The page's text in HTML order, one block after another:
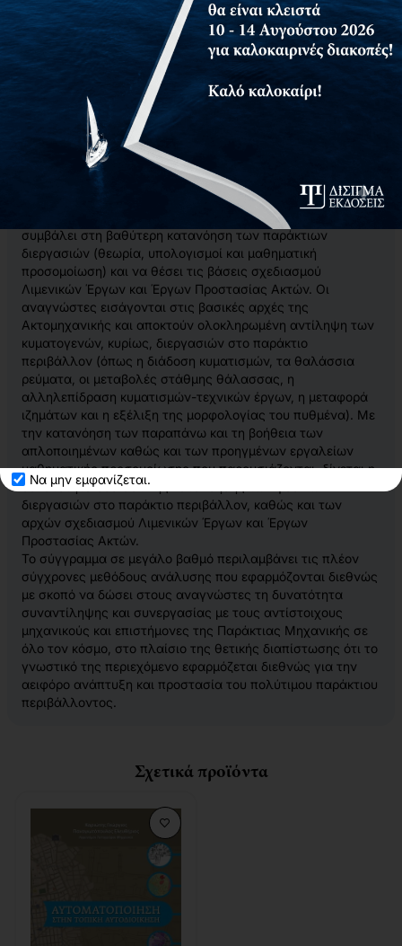
Να μην εμφανίζεται.
Το παρόν σύγγραμμα απευθύνεται κατά κύριο λόγο στους
προπτυχιακούς και μεταπτυχιακούς φοιτητές Τμημάτων
Πολιτικών Μηχανικών και σε Πολιτικούς Μηχανικούς
μελετητές Λιμενικών Έργων και Έργων Προστασίας Ακτών.
Απευθύνεται επίσης σε επιστήμονες τεχνικής ή θετικής
κατεύθυνσης που στο γνωστικό τους αντικείμενο
εντάσσεται η ανάλυση των φυσικών φαινομένων στον
παράκτιο χώρο, όπως Ωκεανογράφοι, Φυσικοί, Γεωλόγοι,
ενώ αποτελεί σημαντικό βοήθημα των μελετητών
Περιβαλλοντικών Επιπτώσεων των ΠαράκτιωνΤεχνικών
Ο βασικός σκοπός του συγγράμματος αυτού είναι να
συμβάλει στη βαθύτερη κατανόηση των παράκτιων
διεργασιών (θεωρία, υπολογισμοί και μαθηματική
προσομοίωση) και να θέσει τις βάσεις σχεδιασμού
Λιμενικών Έργων και Έργων Προστασίας Ακτών. Οι
αναγνώστες εισάγονται στις βασικές αρχές της
Ακτομηχανικής και αποκτούν ολοκληρωμένη αντίληψη των
κυματογενών, κυρίως, διεργασιών στο παράκτιο
περιβάλλον (όπως η διάδοση κυματισμών, τα θαλάσσια
ρεύματα, οι μεταβολές στάθμης θάλασσας, η
αλληλεπίδραση κυματισμών-τεχνικών έργων, η μεταφορά
ιζημάτων και η εξέλιξη της μορφολογίας του πυθμένα). Με
την κατανόηση των παραπάνω και τη βοήθεια των
απλοποιημένων καθώς και των προηγμένων εργαλείων
μαθηματικής προσομοίωσης που παρουσιάζονται, δίνεται η
δυνατότητα ουσιαστικής κατανόησης των φυσικών
διεργασιών στο παράκτιο περιβάλλον, καθώς και των
αρχών σχεδιασμού Λιμενικών Έργων και Έργων
Προστασίας Ακτών.
Το σύγγραμμα σε μεγάλο βαθμό περιλαμβάνει τις πλέον
σύγχρονες μεθόδους ανάλυσης που εφαρμόζονται διεθνώς
με σκοπό να δώσει στους αναγνώστες τη δυνατότητα
συναντίληψης και συνεργασίας με τους αντίστοιχους
μηχανικούς και επιστήμονες της Παράκτιας Μηχανικής σε
όλο τον κόσμο, στο πλαίσιο της θετικής διαπίστωσης ότι το
γνωστικό της περιεχόμενο εφαρμόζεται διεθνώς για την
αειφόρο ανάπτυξη και προστασία του πολύτιμου παράκτιου
περιβάλλοντος.
Σχετικά προϊόντα